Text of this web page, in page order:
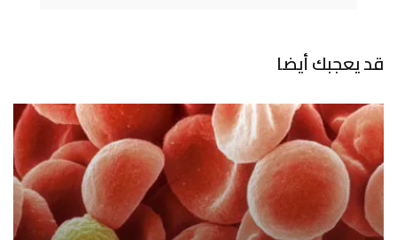
قد يعجبك أيضا